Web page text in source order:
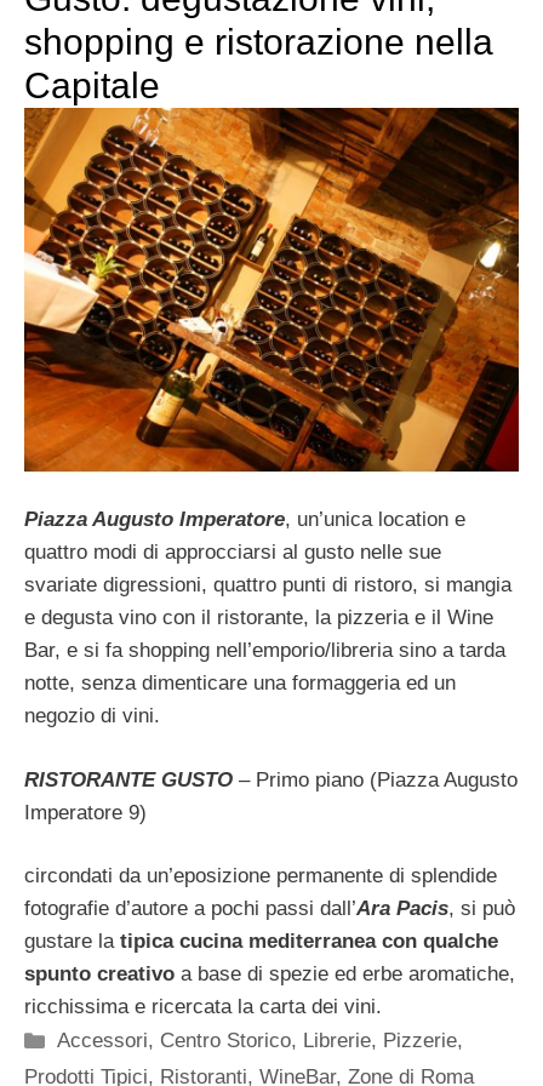
shopping e ristorazione nella
Capitale
Piazza Augusto Imperatore, un’unica location e
quattro modi di approcciarsi al gusto nelle sue
svariate digressioni, quattro punti di ristoro, si mangia
e degusta vino con il ristorante, la pizzeria e il Wine
Bar, e si fa shopping nell’emporio/libreria sino a tarda
notte, senza dimenticare una formaggeria ed un
negozio di vini.
RISTORANTE GUSTO – Primo piano (Piazza Augusto
Imperatore 9)
circondati da un’eposizione permanente di splendide
fotografie d’autore a pochi passi dall’Ara Pacis, si può
gustare la tipica cucina mediterranea con qualche
spunto creativo a base di spezie ed erbe aromatiche,
ricchissima e ricercata la carta dei vini.
Categorie
Accessori, Centro Storico, Librerie, Pizzerie,
Prodotti Tipici, Ristoranti, WineBar, Zone di Roma